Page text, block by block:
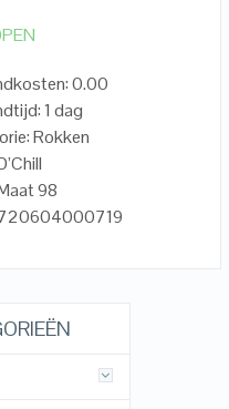
0.00
1 dag
Rokken
98